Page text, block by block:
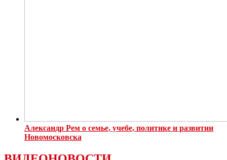
Александр Рем о семье, учебе, политике и развитии
Новомосковска